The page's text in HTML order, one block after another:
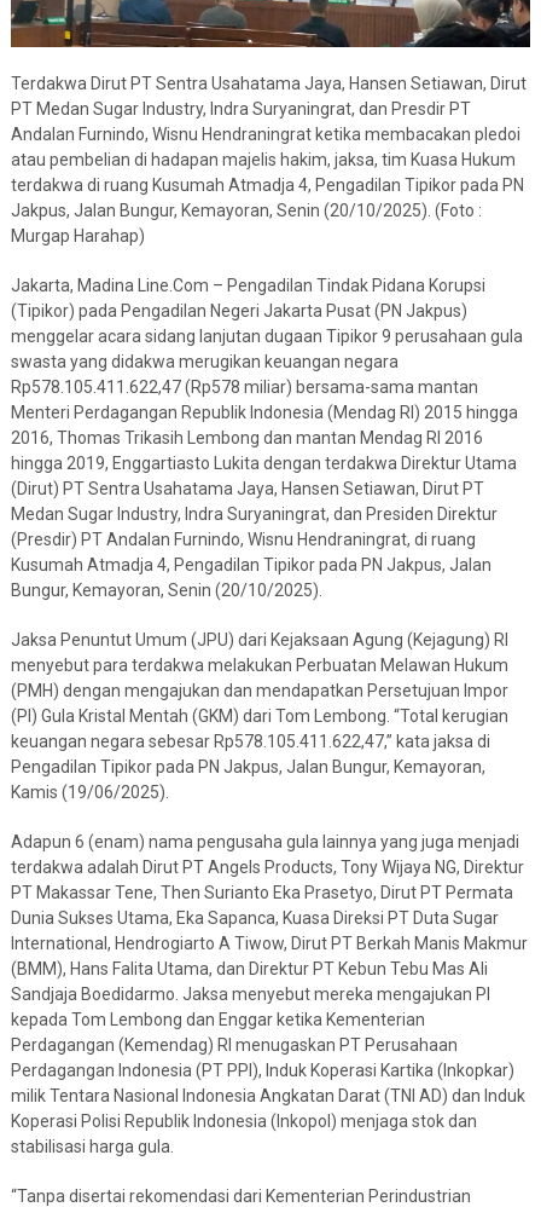
Terdakwa Dirut PT Sentra Usahatama Jaya, Hansen Setiawan, Dirut
PT Medan Sugar Industry, Indra Suryaningrat, dan Presdir PT
Andalan Furnindo, Wisnu Hendraningrat ketika membacakan pledoi
atau pembelian di hadapan majelis hakim, jaksa, tim Kuasa Hukum
terdakwa di ruang Kusumah Atmadja 4, Pengadilan Tipikor pada PN
Jakpus, Jalan Bungur, Kemayoran, Senin (20/10/2025). (Foto :
Murgap Harahap)
Jakarta, Madina Line.Com – Pengadilan Tindak Pidana Korupsi
(Tipikor) pada Pengadilan Negeri Jakarta Pusat (PN Jakpus)
menggelar acara sidang lanjutan dugaan Tipikor 9 perusahaan gula
swasta yang didakwa merugikan keuangan negara
Rp578.105.411.622,47 (Rp578 miliar) bersama-sama mantan
Menteri Perdagangan Republik Indonesia (Mendag RI) 2015 hingga
2016, Thomas Trikasih Lembong dan mantan Mendag RI 2016
hingga 2019, Enggartiasto Lukita dengan terdakwa Direktur Utama
(Dirut) PT Sentra Usahatama Jaya, Hansen Setiawan, Dirut PT
Medan Sugar Industry, Indra Suryaningrat, dan Presiden Direktur
(Presdir) PT Andalan Furnindo, Wisnu Hendraningrat, di ruang
Kusumah Atmadja 4, Pengadilan Tipikor pada PN Jakpus, Jalan
Bungur, Kemayoran, Senin (20/10/2025).
Jaksa Penuntut Umum (JPU) dari Kejaksaan Agung (Kejagung) RI
menyebut para terdakwa melakukan Perbuatan Melawan Hukum
(PMH) dengan mengajukan dan mendapatkan Persetujuan Impor
(PI) Gula Kristal Mentah (GKM) dari Tom Lembong. “Total kerugian
keuangan negara sebesar Rp578.105.411.622,47,” kata jaksa di
Pengadilan Tipikor pada PN Jakpus, Jalan Bungur, Kemayoran,
Kamis (19/06/2025).
Adapun 6 (enam) nama pengusaha gula lainnya yang juga menjadi
terdakwa adalah Dirut PT Angels Products, Tony Wijaya NG, Direktur
PT Makassar Tene, Then Surianto Eka Prasetyo, Dirut PT Permata
Dunia Sukses Utama, Eka Sapanca, Kuasa Direksi PT Duta Sugar
International, Hendrogiarto A Tiwow, Dirut PT Berkah Manis Makmur
(BMM), Hans Falita Utama, dan Direktur PT Kebun Tebu Mas Ali
Sandjaja Boedidarmo. Jaksa menyebut mereka mengajukan PI
kepada Tom Lembong dan Enggar ketika Kementerian
Perdagangan (Kemendag) RI menugaskan PT Perusahaan
Perdagangan Indonesia (PT PPI), Induk Koperasi Kartika (Inkopkar)
milik Tentara Nasional Indonesia Angkatan Darat (TNI AD) dan Induk
Koperasi Polisi Republik Indonesia (Inkopol) menjaga stok dan
stabilisasi harga gula.
“Tanpa disertai rekomendasi dari Kementerian Perindustrian